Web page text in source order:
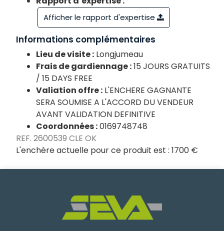
Afficher le rapport d'expertise
Informations complémentaires
Lieu de visite : Longjumeau
Frais de gardiennage :15 JOURS GRATUITS
/ 15 DAYS FREE
Valiation offre : L'ENCHERE GAGNANTE
SERA SOUMISE A L'ACCORD DU VENDEUR
AVANT VALIDATION DEFINITIVE
Coordonnées :0169748748
REF. 2600539 CLE OK
L'enchère actuelle pour ce produit est :1700 €